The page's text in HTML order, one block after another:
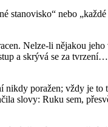
stanovisko“ nebo
Nelze-li nějakou
a skrývá se za
poražen; vždy je to
slovy: Ruku sem,